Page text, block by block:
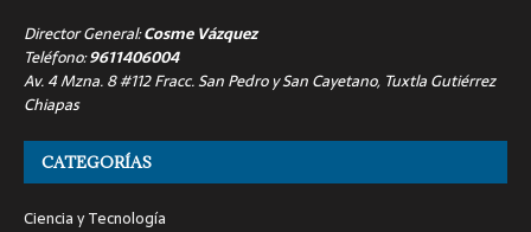
Director General:Cosme Vázquez
Teléfono:9611406004
Av. 4 Mzna. 8 #112 Fracc. San Pedro y San Cayetano, Tuxtla Gutiérrez
Chiapas
CATEGORÍAS
Ciencia y Tecnología